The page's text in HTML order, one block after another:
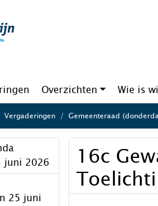
Overzichten Wie is
Vergaderingen Gemeenteraad
juni 2026
25 juni
16c